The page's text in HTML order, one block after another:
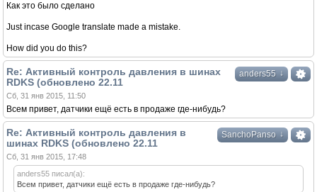
Как это было сделано
Just incase Google translate made a mistake.
How did you do this?
anders55 ↓
Re: Активный контроль давления в шинах
RDKS (обновлено 22.11
Сб, 31 янв 2015, 11:50
Всем привет, датчики ещё есть в продаже где-нибудь?
SanchoPanso ↓
Re: Активный контроль давления в
шинах RDKS (обновлено 22.11
Сб, 31 янв 2015, 17:48
anders55 писал(а):
Всем привет, датчики ещё есть в продаже где-нибудь?